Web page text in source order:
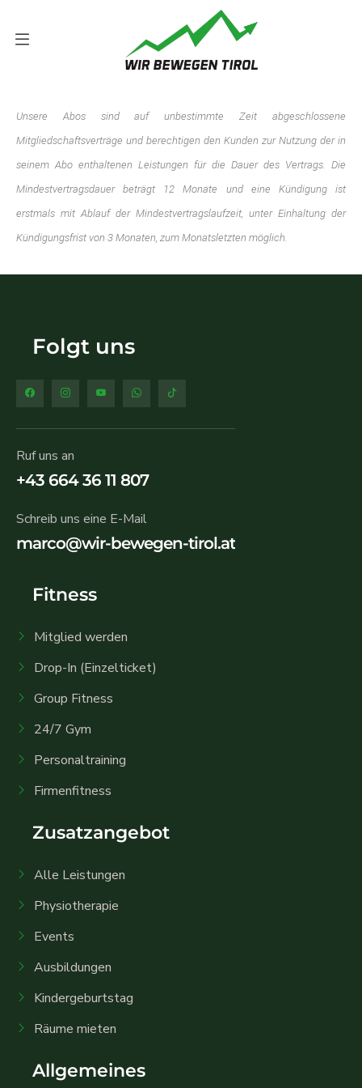
Unsere Abos sind auf unbestimmte Zeit abgeschlossene
Mitgliedschaftsverträge und berechtigen den Kunden zur Nutzung der in
seinem Abo enthaltenen Leistungen für die Dauer des Vertrags. Die
Mindestvertragsdauer beträgt 12 Monate und eine Kündigung ist
erstmals mit Ablauf der Mindestvertragslaufzeit, unter Einhaltung der
Kündigungsfrist von 3 Monaten, zum Monatsletzten möglich.
Folgt uns
Ruf uns an
+43 664 36 11 807
Schreib uns eine E-Mail
marco@wir-bewegen-tirol.at
Fitness
Mitglied werden
Drop-In (Einzelticket)
Group Fitness
24/7 Gym
Personaltraining
Firmenfitness
Zusatzangebot
Alle Leistungen
Physiotherapie
Events
Ausbildungen
Kindergeburtstag
Räume mieten
Allgemeines